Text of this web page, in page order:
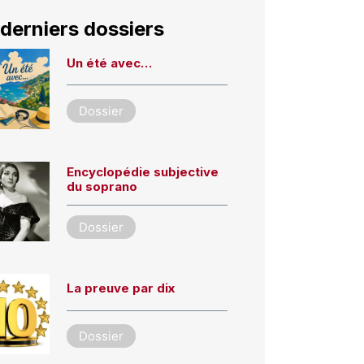
dossiers
Un été avec…
Dossier
Encyclopédie subjective
du soprano
Dossier
La preuve par dix
Dossier